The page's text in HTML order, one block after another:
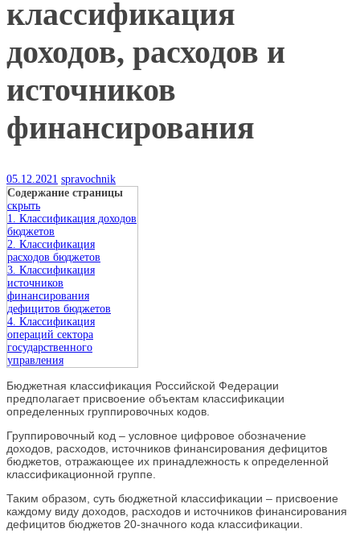
классификация
доходов, расходов и
источников
финансирования
05.12.2021 spravochnik
Содержание страницы
скрыть
1. Классификация доходов
бюджетов
2. Классификация
расходов бюджетов
3. Классификация
источников
финансирования
дефицитов бюджетов
4. Классификация
операций сектора
государственного
управления
Бюджетная классификация Российской Федерации
предполагает присвоение объектам классификации
определенных группировочных кодов.
Группировочный код – условное цифровое обозначение
доходов, расходов, источников финансирования дефицитов
бюджетов, отражающее их принадлежность к определенной
классификационной группе.
Таким образом, суть бюджетной классификации – присвоение
каждому виду доходов, расходов и источников финансирования
дефицитов бюджетов 20-значного кода классификации.